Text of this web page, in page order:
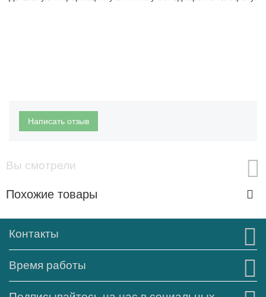
Написать отзыв
Вы смотрели
Похожие товары
Контакты
Время работы